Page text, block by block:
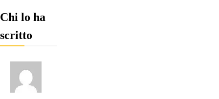
Chi lo ha
scritto